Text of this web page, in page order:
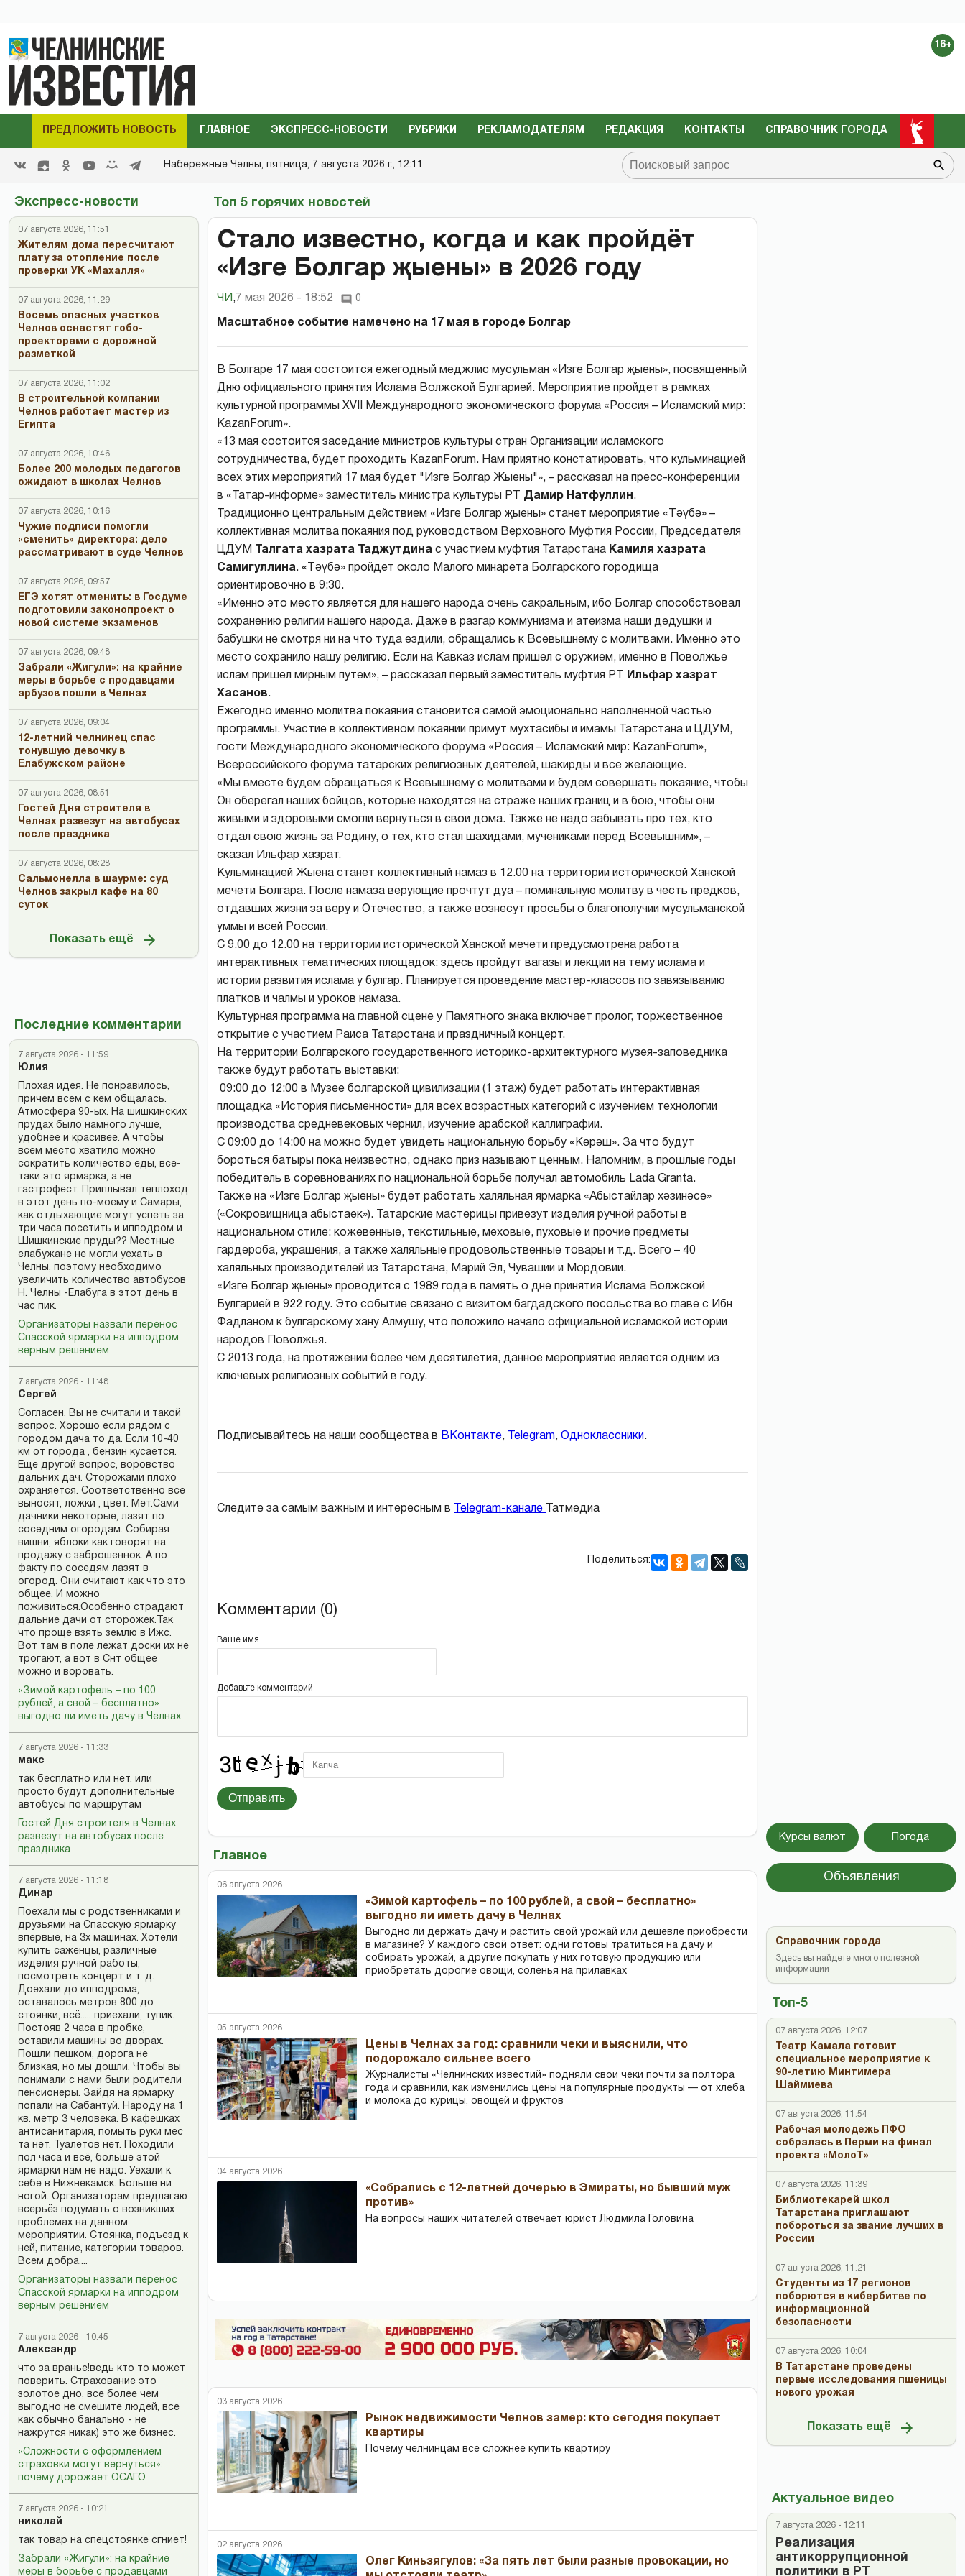
16+
ПРЕДЛОЖИТЬ НОВОСТЬ ГЛАВНОЕ ЭКСПРЕСС-НОВОСТИ РУБРИКИ РЕКЛАМОДАТЕЛЯМ РЕДАКЦИЯ КОНТАКТЫ СПРАВОЧНИК ГОРОДА
Набережные Челны, пятница, 7 августа 2026 г., 12:11
Экспресс-новости
07 августа 2026, 11:51
Жителям дома пересчитают
плату за отопление после
проверки УК «Махалля»
07 августа 2026, 11:29
Восемь опасных участков
Челнов оснастят гобо-
проекторами с дорожной
разметкой
07 августа 2026, 11:02
В строительной компании
Челнов работает мастер из
Египта
07 августа 2026, 10:46
Более 200 молодых педагогов
ожидают в школах Челнов
07 августа 2026, 10:16
Чужие подписи помогли
«сменить» директора: дело
рассматривают в суде Челнов
07 августа 2026, 09:57
ЕГЭ хотят отменить: в Госдуме
подготовили законопроект о
новой системе экзаменов
07 августа 2026, 09:48
Забрали «Жигули»: на крайние
меры в борьбе с продавцами
арбузов пошли в Челнах
07 августа 2026, 09:04
12-летний челнинец спас
тонувшую девочку в
Елабужском районе
07 августа 2026, 08:51
Гостей Дня строителя в
Челнах развезут на автобусах
после праздника
07 августа 2026, 08:28
Сальмонелла в шаурме: суд
Челнов закрыл кафе на 80
суток
Показать ещё
Последние комментарии
7 августа 2026 - 11:59
Юлия
Плохая идея. Не понравилось,
причем всем с кем общалась.
Атмосфера 90-ых. На шишкинских
прудах было намного лучше,
удобнее и красивее. А чтобы
всем место хватило можно
сократить количество еды, все-
таки это ярмарка, а не
гастрофест. Приплывал теплоход
в этот день по-моему и Самары,
как отдыхающие могут успеть за
три часа посетить и ипподром и
Шишкинские пруды?? Местные
елабужане не могли уехать в
Челны, поэтому необходимо
увеличить количество автобусов
Н. Челны -Елабуга в этот день в
час пик.
Организаторы назвали перенос
Спасской ярмарки на ипподром
верным решением
7 августа 2026 - 11:48
Сергей
Согласен. Вы не считали и такой
вопрос. Хорошо если рядом с
городом дача то да. Если 10-40
км от города , бензин кусается.
Еще другой вопрос, воровство
дальних дач. Сторожами плохо
охраняется. Соответственно все
выносят, ложки , цвет. Мет.Сами
дачники некоторые, лазят по
соседним огородам. Собирая
вишни, яблоки как говорят на
продажу с заброшеннок. А по
факту по соседям лазят в
огород. Они считают как что это
общее. И можно
поживиться.Особенно страдают
дальние дачи от сторожек.Так
что проще взять землю в Ижс.
Вот там в поле лежат доски их не
трогают, а вот в Снт общее
можно и воровать.
«Зимой картофель – по 100
рублей, а свой – бесплатно»
выгодно ли иметь дачу в Челнах
7 августа 2026 - 11:33
макс
так бесплатно или нет. или
просто будут дополнительные
автобусы по маршрутам
Гостей Дня строителя в Челнах
развезут на автобусах после
праздника
7 августа 2026 - 11:18
Динар
Поехали мы с родственниками и
друзьями на Спасскую ярмарку
впервые, на 3х машинах. Хотели
купить саженцы, различные
изделия ручной работы,
посмотреть концерт и т. д.
Доехали до ипподрома,
оставалось метров 800 до
стоянки, всё..... приехали, тупик.
Постояв 2 часа в пробке,
оставили машины во дворах.
Пошли пешком, дорога не
близкая, но мы дошли. Чтобы вы
понимали с нами были родители
пенсионеры. Зайдя на ярмарку
попали на Сабантуй. Народу на 1
кв. метр 3 человека. В кафешках
антисанитария, помыть руки мес
та нет. Туалетов нет. Походили
пол часа и всё, больше этой
ярмарки нам не надо. Уехали к
себе в Нижнекамск. Больше ни
ногой. Организаторам предлагаю
всерьёз подумать о возникших
проблемах на данном
мероприятии. Стоянка, подъезд к
ней, питание, категории товаров.
Всем добра....
Организаторы назвали перенос
Спасской ярмарки на ипподром
верным решением
7 августа 2026 - 10:45
Александр
что за вранье!ведь кто то может
поверить. Страхование это
золотое дно, все более чем
выгодно не смешите людей, все
как обычно банально - не
нажрутся никак) это же бизнес.
«Сложности с оформлением
страховки могут вернуться»:
почему дорожает ОСАГО
7 августа 2026 - 10:21
николай
так товар на спецстоянке сгниет!
Забрали «Жигули»: на крайние
меры в борьбе с продавцами
Топ 5 горячих новостей
Стало известно, когда и как пройдёт
«Изге Болгар җыены» в 2026 году
ЧИ , 7 мая 2026 - 18:52 0
Масштабное событие намечено на 17 мая в городе Болгар
В Болгаре 17 мая состоится ежегодный меджлис мусульман «Изге Болгар җыены», посвященный
Дню официального принятия Ислама Волжской Булгарией. Мероприятие пройдет в рамках
культурной программы XVII Международного экономического форума «Россия – Исламский мир:
KazanForum».
«13 мая состоится заседание министров культуры стран Организации исламского
сотрудничества, будет проходить KazanForum. Нам приятно констатировать, что кульминацией
всех этих мероприятий 17 мая будет "Изге Болгар Жыены"», – рассказал на пресс-конференции
в «Татар-информе» заместитель министра культуры РТ Дамир Натфуллин.
Традиционно центральным действием «Изге Болгар җыены» станет мероприятие «Тәүбә» –
коллективная молитва покаяния под руководством Верховного Муфтия России, Председателя
ЦДУМ
Талгата хазрата Таджутдина с участием муфтия Татарстана Камиля хазрата
Самигуллина. «Тәүбә» пройдет около Малого минарета Болгарского городища
ориентировочно в 9:30.
«Именно это место является для нашего народа очень сакральным, ибо Болгар способствовал
сохранению религии нашего народа. Даже в разгар коммунизма и атеизма наши дедушки и
бабушки не смотря ни на что туда ездили, обращались к Всевышнему с молитвами. Именно это
место сохранило нашу религию. Если на Кавказ ислам пришел с оружием, именно в Поволжье
ислам пришел мирным путем», – рассказал первый заместитель муфтия РТ
Ильфар хазрат
Хасанов.
Ежегодно именно молитва покаяния становится самой эмоционально наполненной частью
программы. Участие в коллективном покаянии примут мухтасибы и имамы Татарстана и ЦДУМ,
гости Международного экономического форума «Россия – Исламский мир: KazanForum»,
Всероссийского форума татарских религиозных деятелей, шакирды и все желающие.
«Мы вместе будем обращаться к Всевышнему с молитвами и будем совершать покаяние, чтобы
Он оберегал наших бойцов, которые находятся на страже наших границ и в бою, чтобы они
живыми и здоровыми смогли вернуться в свои дома. Также не надо забывать про тех, кто
отдал свою жизнь за Родину, о тех, кто стал шахидами, мучениками перед Всевышним», –
сказал Ильфар хазрат.
Кульминацией Жыена станет коллективный намаз в 12.00 на территории исторической Ханской
мечети Болгара. После намаза верующие прочтут дуа – поминальную молитву в честь предков,
отдавших жизни за веру и Отечество, а также вознесут просьбы о благополучии мусульманской
уммы и всей России.
С 9.00 до 12.00 на территории исторической Ханской мечети предусмотрена работа
интерактивных тематических площадок: здесь пройдут вагазы и лекции на тему ислама и
истории развития ислама у булгар. Планируется проведение мастер-классов по завязыванию
платков и чалмы и уроков намаза.
Культурная программа на главной сцене у Памятного знака включает пролог, торжественное
открытие с участием Раиса Татарстана и праздничный концерт.
На территории Болгарского государственного историко-архитектурного музея-заповедника
также будут работать выставки:
09:00 до 12:00 в Музее болгарской цивилизации (1 этаж) будет работать интерактивная
площадка «История письменности» для всех возрастных категорий с изучением технологии
производства средневековых чернил, изучение арабской каллиграфии.
С 09:00 до 14:00 на можно будет увидеть национальную борьбу «Көрәш». За что будут
бороться батыры пока неизвестно, однако приз называют ценным. Напомним, в прошлые годы
победитель в соревнованиях по национальной борьбе получал автомобиль Lada Granta.
Также на «Изге Болгар җыены» будет работать халяльная ярмарка «Абыстайлар хәзинәсе»
(«Сокровищница абыстаек»). Татарские мастерицы привезут изделия ручной работы в
национальном стиле: кожевенные, текстильные, меховые, пуховые и прочие предметы
гардероба, украшения, а также халяльные продовольственные товары и т.д. Всего – 40
халяльных производителей из Татарстана, Марий Эл, Чувашии и Мордовии.
«Изге Болгар җыены» проводится с 1989 года в память о дне принятия Ислама Волжской
Булгарией в 922 году. Это событие связано с визитом багдадского посольства во главе с Ибн
Фадланом к булгарскому хану Алмушу, что положило начало официальной исламской истории
народов Поволжья.
С 2013 года, на протяжении более чем десятилетия, данное мероприятие является одним из
ключевых религиозных событий в году.
Подписывайтесь на наши сообщества в ВКонтакте, Telegram, Одноклассники.
Следите за самым важным и интересным в Telegram-канале Татмедиа
Поделиться:
Комментарии (0)
Ваше имя
Добавьте комментарий
Отправить
Главное
06 августа 2026
«Зимой картофель – по 100 рублей, а свой – бесплатно»
выгодно ли иметь дачу в Челнах
Выгодно ли держать дачу и растить свой урожай или дешевле приобрести
в магазине? У каждого свой ответ: одни готовы тратиться на дачу и
собирать урожай, а другие покупать у них готовую продукцию или
приобретать дорогие овощи, соленья на прилавках
05 августа 2026
Цены в Челнах за год: сравнили чеки и выяснили, что
подорожало сильнее всего
Журналисты «Челнинских известий» подняли свои чеки почти за полтора
года и сравнили, как изменились цены на популярные продукты — от хлеба
и молока до курицы, овощей и фруктов
04 августа 2026
«Собрались с 12-летней дочерью в Эмираты, но бывший муж
против»
На вопросы наших читателей отвечает юрист Людмила Головина
03 августа 2026
Рынок недвижимости Челнов замер: кто сегодня покупает
квартиры
Почему челнинцам все сложнее купить квартиру
02 августа 2026
Олег Киньзягулов: «За пять лет были разные провокации, но
Курсы валют Погода
Объявления
Топ-5
07 августа 2026, 12:07
Театр Камала готовит
специальное мероприятие к
90-летию Минтимера
Шаймиева
07 августа 2026, 11:54
Рабочая молодежь ПФО
собралась в Перми на финал
проекта «МолоТ»
07 августа 2026, 11:39
Библиотекарей школ
Татарстана приглашают
побороться за звание лучших в
России
07 августа 2026, 11:21
Студенты из 17 регионов
поборются в кибербитве по
информационной
безопасности
07 августа 2026, 10:04
В Татарстане проведены
первые исследования пшеницы
нового урожая
Показать ещё
Актуальное видео
7 августа 2026 - 12:11
Реализация
антикоррупционной
политики в РТ
Справочник города
Здесь вы найдете много полезной
информации